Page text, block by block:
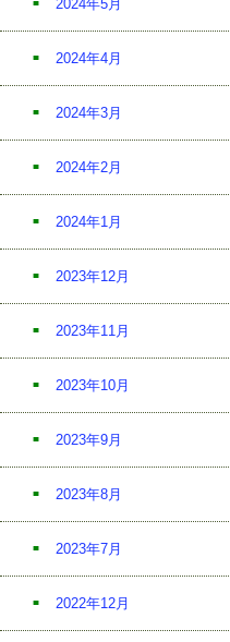
2024年5月
2024年4月
2024年3月
2024年2月
2024年1月
2023年12月
2023年11月
2023年10月
2023年9月
2023年8月
2023年7月
2022年12月